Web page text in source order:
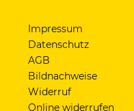
Impressum
Datenschutz
AGB
Bildnachweise
Widerruf
Online widerrufen